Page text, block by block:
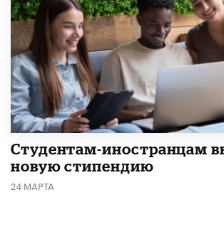
Студентам-иностранцам
новую стипендию
24 МАРТА